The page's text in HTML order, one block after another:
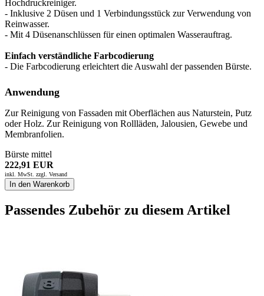
Hochdruckreiniger.
- Inklusive 2 Düsen und 1 Verbindungsstück zur Verwendung von
Reinwasser.
- Mit 4 Düsenanschlüssen für einen optimalen Wasserauftrag.
Einfach verständliche Farbcodierung
- Die Farbcodierung erleichtert die Auswahl der passenden Bürste.
Anwendung
Zur Reinigung von Fassaden mit Oberflächen aus Naturstein, Putz
oder Holz. Zur Reinigung von Rollläden, Jalousien, Gewebe und
Membranfolien.
Bürste mittel
222,91 EUR
inkl. MwSt. zzgl. Versand
In den Warenkorb
Passendes Zubehör zu diesem Artikel